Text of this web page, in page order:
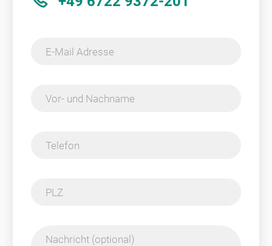
E-Mail Adresse
Vor- und Nachname
Telefon
PLZ
Nachricht (optional)